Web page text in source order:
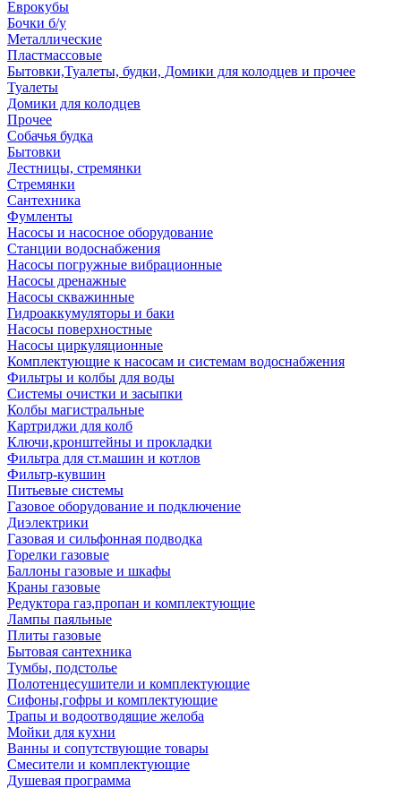
Еврокубы
Бочки б/у
Металлические
Пластмассовые
Бытовки,Туалеты, будки, Домики для колодцев и прочее
Туалеты
Домики для колодцев
Прочее
Собачья будка
Бытовки
Лестницы, стремянки
Стремянки
Сантехника
Фумленты
Насосы и насосное оборудование
Станции водоснабжения
Насосы погружные вибрационные
Насосы дренажные
Насосы скважинные
Гидроаккумуляторы и баки
Насосы поверхностные
Насосы циркуляционные
Комплектующие к насосам и системам водоснабжения
Фильтры и колбы для воды
Системы очистки и засыпки
Колбы магистральные
Картриджи для колб
Ключи,кронштейны и прокладки
Фильтра для ст.машин и котлов
Фильтр-кувшин
Питьевые системы
Газовое оборудование и подключение
Диэлектрики
Газовая и сильфонная подводка
Горелки газовые
Баллоны газовые и шкафы
Краны газовые
Редуктора газ,пропан и комплектующие
Лампы паяльные
Плиты газовые
Бытовая сантехника
Тумбы, подстолье
Полотенцесушители и комплектующие
Сифоны,гофры и комплектующие
Трапы и водоотводящие желоба
Мойки для кухни
Ванны и сопутствующие товары
Смесители и комплектующие
Душевая программа